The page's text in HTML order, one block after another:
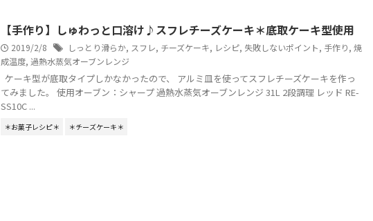
【手作り】しゅわっと口溶け♪スフレチーズケーキ＊底取ケーキ型使用
2019/2/8 しっとり滑らか, スフレ, チーズケーキ, レシピ, 失敗しないポイント, 手作り, 焼
成温度, 過熱水蒸気オーブンレンジ
ケーキ型が底取タイプしかなかったので、 アルミ皿を使ってスフレチーズケーキを作っ
てみました。 使用オーブン：シャープ 過熱水蒸気オーブンレンジ 31L 2段調理 レッド RE-
SS10C ...
＊お菓子レシピ＊ ＊チーズケーキ＊